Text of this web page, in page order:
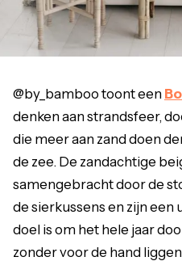
@by_bamboo toont een
denken aan strandsfeer,
die meer aan zand doen
de zee. De zandachtige
samengebracht door de
de sierkussens en zijn een
doel is om het hele jaar
zonder voor de hand